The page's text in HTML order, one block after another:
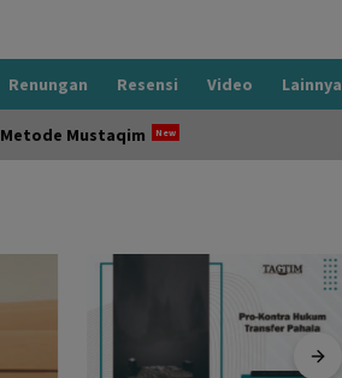
Renungan Resensi Video Lainnya
Metode Mustaqim